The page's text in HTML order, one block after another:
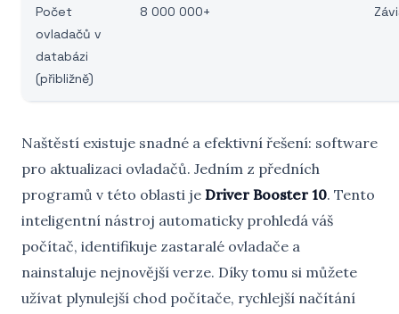
Počet
ovladačů v
databázi
(přibližně)
8 000 000+
Naštěstí existuje snadné a efektivní řešení: software
pro aktualizaci ovladačů. Jedním z předních
programů v této oblasti je Driver Booster 10. Tento
inteligentní nástroj automaticky prohledá váš
počítač, identifikuje zastaralé ovladače a
nainstaluje nejnovější verze. Díky tomu si můžete
užívat plynulejší chod počítače, rychlejší načítání